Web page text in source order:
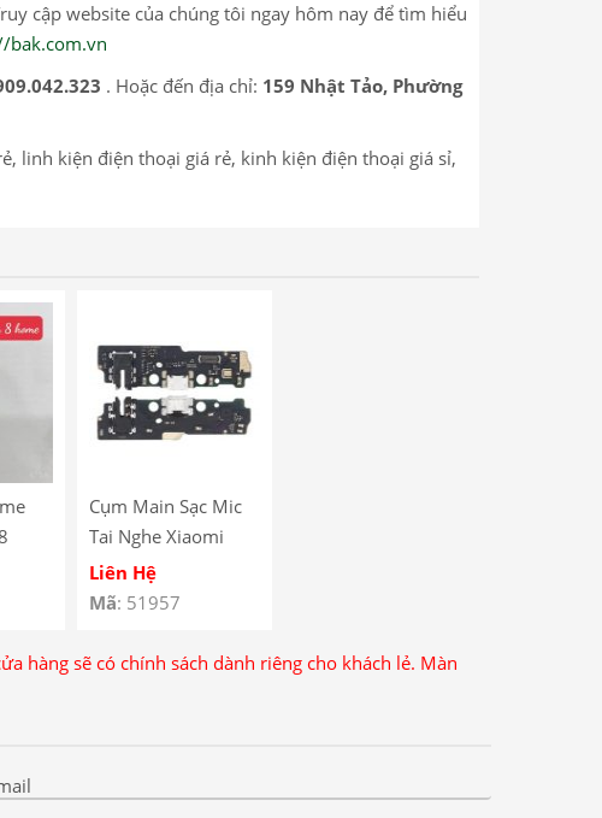
cập website của chúng tôi ngay hôm nay để tìm hiểu
bak.com.vn
. Hoặc đến địa chỉ: 159 Nhật Tảo, Phường
linh kiện điện thoại giá rẻ, kinh kiện điện thoại giá sỉ,
Cụm Main Sạc Mic
Tai Nghe Xiaomi
Redmi A1+/ Redmi
A1 Plus
Liên Hệ
Mã: 51957
hàng sẽ có chính sách dành riêng cho khách lẻ. Màn